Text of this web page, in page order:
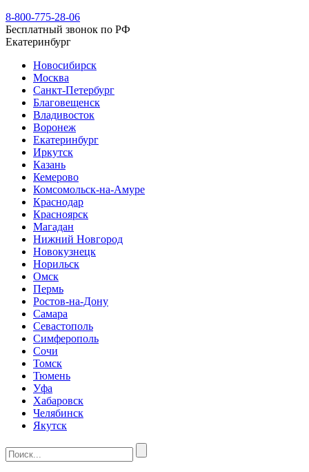
8-800-775-28-06
Бесплатный звонок по РФ
Екатеринбург
Новосибирск
Москва
Санкт-Петербург
Благовещенск
Владивосток
Воронеж
Екатеринбург
Иркутск
Казань
Кемерово
Комсомольск-на-Амуре
Краснодар
Красноярск
Магадан
Нижний Новгород
Новокузнецк
Норильск
Омск
Пермь
Ростов-на-Дону
Самара
Севастополь
Симферополь
Сочи
Томск
Тюмень
Уфа
Хабаровск
Челябинск
Якутск